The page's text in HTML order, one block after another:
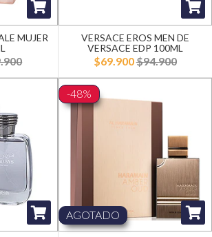
MUJER
VERSACE EROS MEN DE
VERSACE EDP 100ML
$69.900$94.900
-48%
AGOTADO